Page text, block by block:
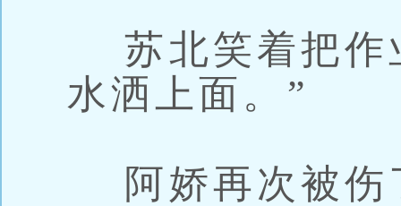
苏北笑着把作
水洒上面。”
阿娇再次被伤